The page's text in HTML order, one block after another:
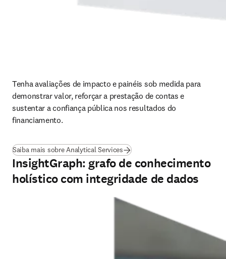
Tenha avaliações de impacto e painéis sob medida para
demonstrar valor, reforçar a prestação de contas e
sustentar a confiança pública nos resultados do
financiamento.
Saiba mais sobre Analytical Services(abre em uma nova guia/janela
InsightGraph: grafo de conhecimento
holístico com integridade de dados